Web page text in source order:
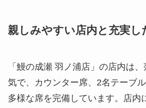
親しみやすい店内と充実し
「鰻の成瀬 羽ノ浦店」の店内は
気で、カウンター席、2名テーブ
多様な席を完備しています。店内